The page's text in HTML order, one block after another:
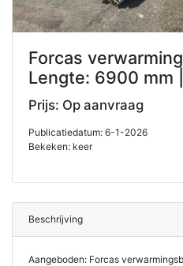
Forcas
Lengte: 6900 mm
Prijs: Op aanvraag
Publicatiedatum: 6-1-2026
Bekeken: keer
Beschrijving
Aangeboden: Forcas